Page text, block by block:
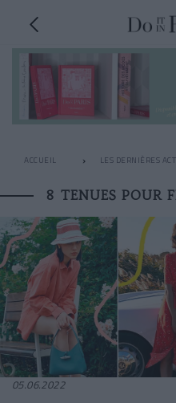
ACCUEIL LES DERNIÈRES
8 TENUES POUR
05.06.2022